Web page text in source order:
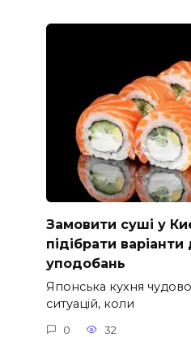
Замовити суші у
підібрати варіанти
уподобань
Японська кухня
ситуацій, коли
0 32